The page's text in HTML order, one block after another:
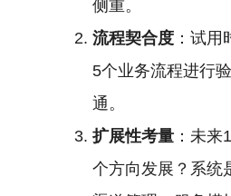
侧重。
流程契合度 ：试
5个业务流程进行
通。
扩展性考量 ：未
个方向发展？系统